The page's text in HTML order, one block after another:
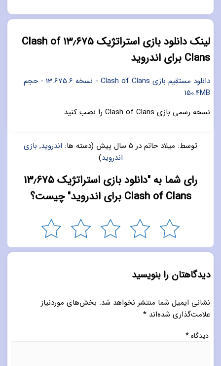
لینک دانلود بازی استراتژیک ۱۳٫۶۷۵ Clash of
Clans برای اندروید
دانلود مستقیم بازی Clash of Clans - نسخه 13.675.6 - حجم
150.4MB
نسخه رسمی بازی Clash of Clans را نصب کنید.
توسط: میلاد حاتم در 5 سال پیش (دسته ها: اندروید, بازی
اندروید)
رای شما به "دانلود بازی استراتژیک ۱۳٫۶۷۵
Clash of Clans برای اندروید" چیست؟
دیدگاهتان را بنویسید
نشانی ایمیل شما منتشر نخواهد شد. بخش‌های موردنیاز
علامت‌گذاری شده‌اند *
دیدگاه*